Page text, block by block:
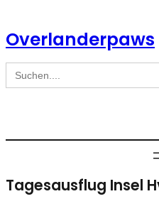
Inhalt
springen
Overlanderpaws
Search
for:
Tagesausflug Insel